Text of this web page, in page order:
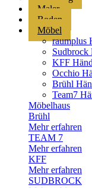
Maler
Boden
Möbel
raumplus
Sudbrock
KFF
Occhio
Brühl
Team7
Möbelhaus
Brühl
Mehr erfahren
TEAM 7
Mehr erfahren
KFF
Mehr erfahren
SUDBROCK